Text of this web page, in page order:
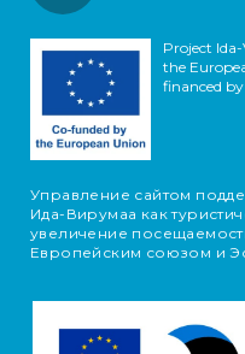
Project
the
financed
Управление сайтом
Ида-Вирумаа как
увеличение
Европейским союзом и